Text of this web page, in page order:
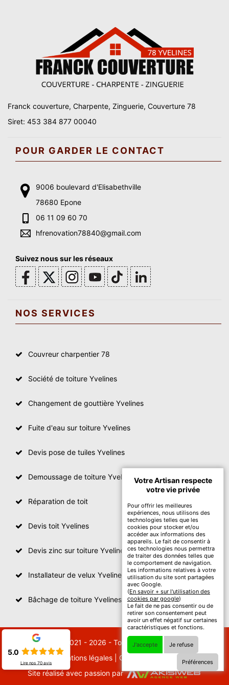
Franck couverture, Charpente, Zinguerie, Couverture 78
Siret: 453 384 877 00040
POUR GARDER LE CONTACT
9006 boulevard d'Elisabethville
78680 Epone
06 11 09 60 70
hfrenovation78840@gmail.com
Suivez nous sur les réseaux
NOS SERVICES
Couvreur charpentier 78
Société de toiture Yvelines
Changement de gouttière Yvelines
Fuite d'eau sur toiture Yvelines
Devis pose de tuiles Yvelines
Demoussage de toiture Yvelines
Réparation de toit
Devis toit Yvelines
Devis zinc sur toiture Yvelines
Installateur de velux Yvelines
Bâchage de toiture Yvelines
© 2021 - 2026 - Tout droit réservé
Mentions légales| Contactez-nous
Site réalisé avec passion par
Votre Artisan respecte
votre vie privée
Pour offrir les meilleures
expériences, nous utilisons des
technologies telles que les
cookies pour stocker et/ou
accéder aux informations des
appareils. Le fait de consentir à
ces technologies nous permettra
de traiter des données telles que
le comportement de navigation.
Les informations relatives à votre
utilisation du site sont partagées
avec Google.
(En savoir + sur l'utilisation des
cookies par google)
Le fait de ne pas consentir ou de
retirer son consentement peut
avoir un effet négatif sur certaines
caractéristiques et fonctions.
J'accepte Je refuse
Préférences
5.0
Lire nos 70avis